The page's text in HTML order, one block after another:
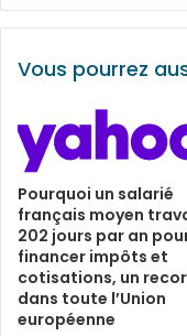
Vous pourrez
Pourquoi un salarié
français moyen
202 jours par an
financer impôts et
cotisations, un
dans toute l’Union
européenne